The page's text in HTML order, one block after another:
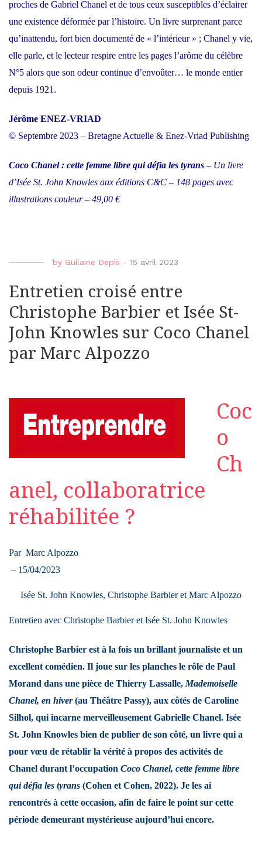
proches de Gabriel Chanel et de tous ceux susceptibles d’éclairer
une existence déformée par l’histoire. Un livre surprenant parce
qu’inattendu, fort bien documenté de « l’intérieur » ; Chanel y vie,
elle parle, et le lecteur respire entre les pages l’arôme du célèbre
N°5 alors que son odeur continue d’envoûter… le monde entier
depuis 1921.
Jérôme ENEZ-VRIAD
© Septembre 2023 – Bretagne Actuelle & Enez-Vriad Publishing
Coco Chanel : cette femme libre qui défia les tyrans – Un livre
d’Isée St. John Knowles aux éditions C&C – 148 pages avec
illustrations couleur – 49,00 €
by Guilaine Depis - 15 avril 2023
Entretien croisé entre
Christophe Barbier et Isée St-
John Knowles sur Coco Chanel
par Marc Alpozzo
Coc
o
Ch
anel, collaboratrice
réhabilitée ?
Par Marc Alpozzo
– 15/04/2023
Isée St. John Knowles, Christophe Barbier et Marc Alpozzo
Entretien avec Christophe Barbier et Isée St. John Knowles
Christophe Barbier est à la fois un brillant journaliste et un
excellent comédien. Il joue sur les planches le rôle de Paul
Morand dans une pièce de Thierry Lassalle, Mademoiselle
Chanel, en hiver(au Théâtre Passy), aux côtés de Caroline
Silhol, qui incarne merveilleusement Gabrielle Chanel. Isée
St. John Knowles bien de publier de son côté, un livre qui a
pour vœu de rétablir la vérité à propos des activités de
Chanel durant l’occupation Coco Chanel, cette femme libre
qui défia les tyrans (Cohen et Cohen, 2022). Je les ai
rencontrés à cette occasion, afin de faire le point sur cette
période demeurant mystérieuse aujourd’hui encore.